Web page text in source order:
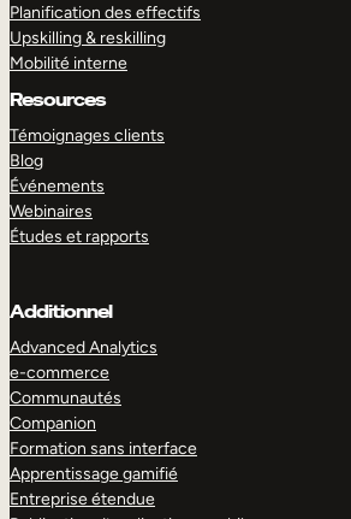
Planification des effectifs
Upskilling & reskilling
Mobilité interne
Resources
Témoignages clients
Blog
Événements
Webinaires
Études et rapports
Additionnel
Advanced Analytics
e-commerce
Communautés
Companion
Formation sans interface
Apprentissage gamifié
Entreprise étendue